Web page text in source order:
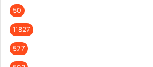
50
1٬827
577